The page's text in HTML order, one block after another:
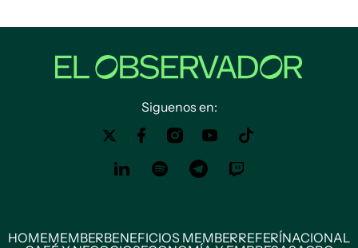
Siguenos en:
HOMEMEMBERBENEFICIOS MEMBERREFERÍNACIONAL